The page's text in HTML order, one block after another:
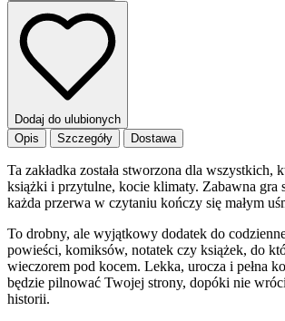
Dodaj do ulubionych
Opis
Szczegóły Dostawa
Ta zakładka została stworzona dla wszystkich,
książki i przytulne, kocie klimaty. Zabawna gra
każda przerwa w czytaniu kończy się małym
To drobny, ale wyjątkowy dodatek do
powieści, komiksów, notatek czy książek, do
wieczorem pod kocem. Lekka, urocza i pełna
będzie pilnować Twojej strony, dopóki nie
historii.